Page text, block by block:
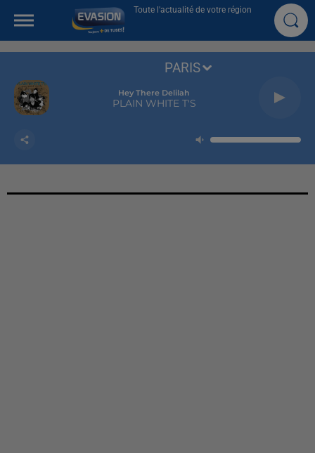
Toute l'actualité de votre région
Hey There Delilah
PLAIN WHITE T'S
PARIS